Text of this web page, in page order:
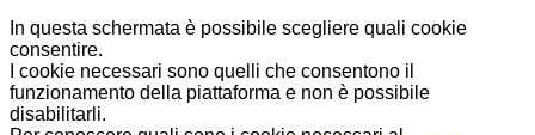
In questa schermata è possibile scegliere quali cookie
consentire.
I cookie necessari sono quelli che consentono il
funzionamento della piattaforma e non è possibile
disabilitarli.